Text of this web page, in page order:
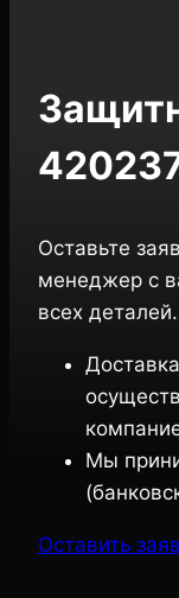
Оставьте
менеджер с
всех деталей.
Мы
Оставить